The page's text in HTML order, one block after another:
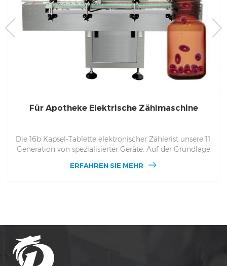
RQ-16Pro Kapsel-Tablettenzählmaschine
DSL-16Pro auf Lager und wir garantieren eine pünktliche
Lieferung innerhalb von 7 Tagen, seine Zählgenauigkeit >
Flaschen in einer Minute. Wir haben lokale Servicezentren
ERFAHREN SIE MEHR